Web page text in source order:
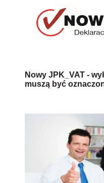
Nowy JPK_VAT -
muszą być